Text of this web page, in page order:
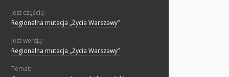
Jest częścią:
Regionalna mutacja „Życia Warszawy”
Jest wersją:
Regionalna mutacja „Życia Warszawy”
Temat: